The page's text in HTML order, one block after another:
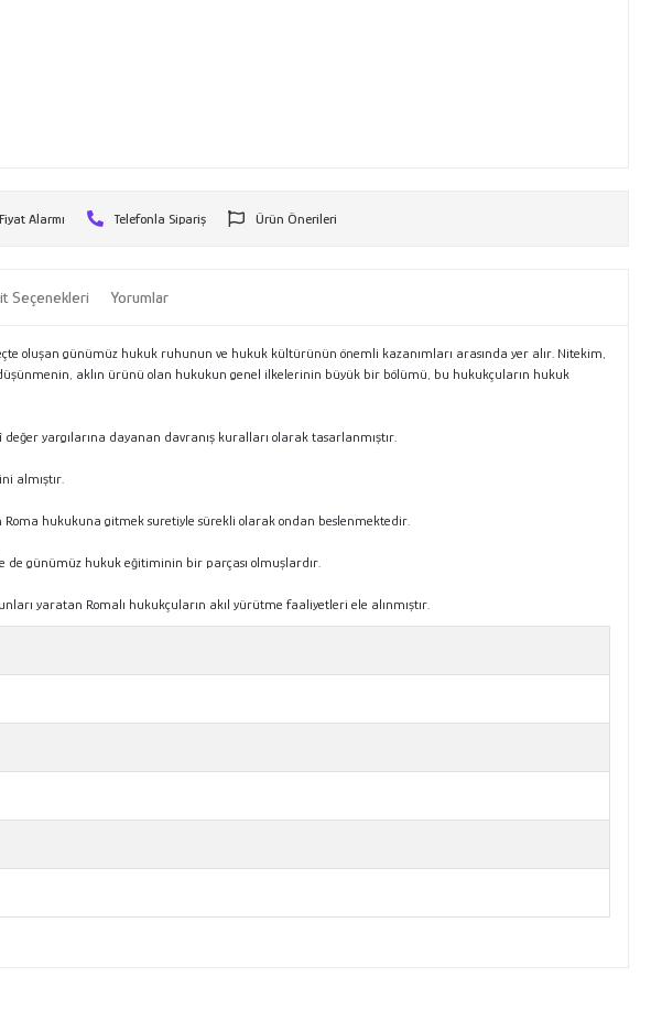
Fiyat Alarmı Telefonla Sipariş Ürün Önerileri
Seçenekleri Yorumlar
oluşan günümüz hukuk ruhunun ve hukuk kültürünün önemli kazanımları arasında yer alır. Nitekim,
aklın ürünü olan hukukun genel ilkelerinin büyük bir bölümü, bu hukukçuların hukuk
yargılarına dayanan davranış kuralları olarak tasarlanmıştır.
almıştır.
hukukuna gitmek suretiyle sürekli olarak ondan beslenmektedir.
de günümüz hukuk eğitiminin bir parçası olmuşlardır.
yaratan Romalı hukukçuların akıl yürütme faaliyetleri ele alınmıştır.